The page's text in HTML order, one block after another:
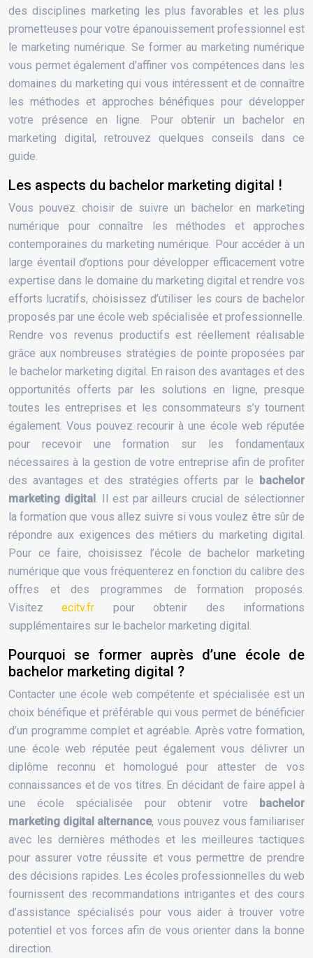
des disciplines marketing les plus favorables et les plus
prometteuses pour votre épanouissement professionnel est
le marketing numérique. Se former au marketing numérique
vous permet également d’affiner vos compétences dans les
domaines du marketing qui vous intéressent et de connaître
les méthodes et approches bénéfiques pour développer
votre présence en ligne. Pour obtenir un bachelor en
marketing digital, retrouvez quelques conseils dans ce
guide.
Les aspects du bachelor marketing digital !
Vous pouvez choisir de suivre un bachelor en marketing
numérique pour connaître les méthodes et approches
contemporaines du marketing numérique. Pour accéder à un
large éventail d’options pour développer efficacement votre
expertise dans le domaine du marketing digital et rendre vos
efforts lucratifs, choisissez d’utiliser les cours de bachelor
proposés par une école web spécialisée et professionnelle.
Rendre vos revenus productifs est réellement réalisable
grâce aux nombreuses stratégies de pointe proposées par
le bachelor marketing digital. En raison des avantages et des
opportunités offerts par les solutions en ligne, presque
toutes les entreprises et les consommateurs s’y tournent
également. Vous pouvez recourir à une école web réputée
pour recevoir une formation sur les fondamentaux
nécessaires à la gestion de votre entreprise afin de profiter
des avantages et des stratégies offerts par le bachelor
marketing digital. Il est par ailleurs crucial de sélectionner
la formation que vous allez suivre si vous voulez être sûr de
répondre aux exigences des métiers du marketing digital.
Pour ce faire, choisissez l’école de bachelor marketing
numérique que vous fréquenterez en fonction du calibre des
offres et des programmes de formation proposés.
Visitezecitv.fr pour obtenir des informations
supplémentaires sur le bachelor marketing digital.
Pourquoi se former auprès d’une école de
bachelor marketing digital ?
Contacter une école web compétente et spécialisée est un
choix bénéfique et préférable qui vous permet de bénéficier
d’un programme complet et agréable. Après votre formation,
une école web réputée peut également vous délivrer un
diplôme reconnu et homologué pour attester de vos
connaissances et de vos titres. En décidant de faire appel à
une école spécialisée pour obtenir votre bachelor
marketing digital alternance, vous pouvez vous familiariser
avec les dernières méthodes et les meilleures tactiques
pour assurer votre réussite et vous permettre de prendre
des décisions rapides. Les écoles professionnelles du web
fournissent des recommandations intrigantes et des cours
d’assistance spécialisés pour vous aider à trouver votre
potentiel et vos forces afin de vous orienter dans la bonne
direction.